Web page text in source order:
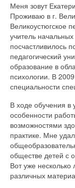
Меня зовут
Проживаю в г.
Великоустюгское
учитель
посчастливилось
педагогический
образование в
психологии. В
специальности
В ходе обучения в
особенности
возможностями
практике. Мне
обществе детей с
Вот уже
различных